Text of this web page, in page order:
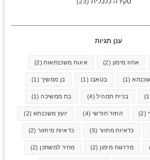
ענן תגיות
אחוז מימון (2) איגוח משכנתאות(2)
(1) בטאבו (1) בן ממשיך (1)
בניית תמהיל(4) בת ממשיכה (1)
(2) החזר חודשי (4) יועץ משכנתא (2)
כדאיות מחזור (5) כדאיות מיחזור(2)
מדרגות מימון (2) מחיר למשתכן (2)